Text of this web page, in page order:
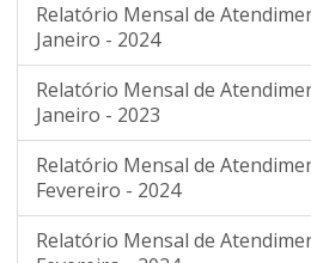
Relatório Mensal de
Janeiro - 2024
Relatório Mensal de
Janeiro - 2023
Relatório Mensal de
Fevereiro - 2024
Relatório Mensal de